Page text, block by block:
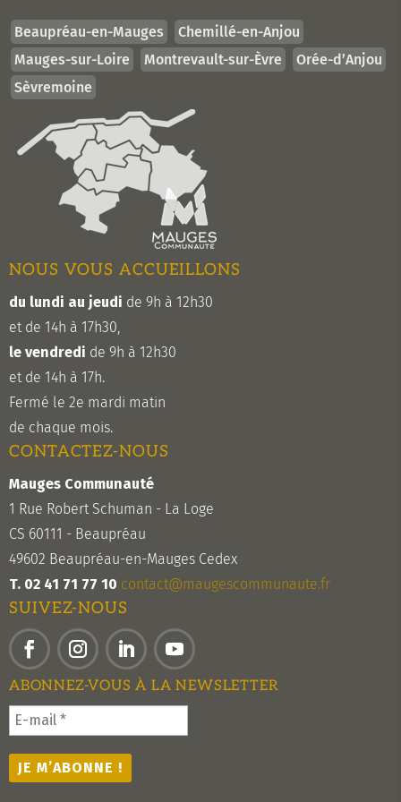
Beaupréau-en-Mauges
Chemillé-en-Anjou
Mauges-sur-Loire
Montrevault-sur-Èvre
Orée-d’Anjou
Sèvremoine
NOUS VOUS ACCUEILLONS
du lundi au jeudi de 9h à 12h30
et de 14h à 17h30,
le vendredi de 9h à 12h30
et de 14h à 17h.
Fermé le 2e mardi matin
de chaque mois.
CONTACTEZ-NOUS
Mauges Communauté
1 Rue Robert Schuman - La Loge
CS 60111 - Beaupréau
49602 Beaupréau-en-Mauges Cedex
T. 02 41 71 77 10 contact@maugescommunaute.fr
SUIVEZ-NOUS
FacebookInstagramLinkedInYouTube
ABONNEZ-VOUS À LA NEWSLETTER